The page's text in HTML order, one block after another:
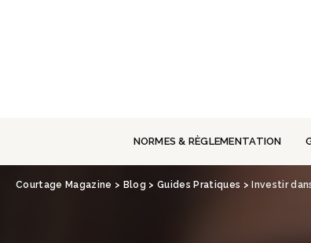
NORMES & RÈGLEMENTATION
Courtage Magazine > Blog > Guides Pratiques > Investir